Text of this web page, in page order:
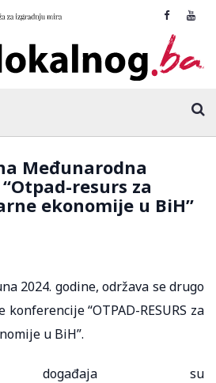
Međunarodna
resurs za
ekonomije u BiH”
2024. godine, održava se drugo
“OTPAD-RESURS za
u BiH”.
događaja su